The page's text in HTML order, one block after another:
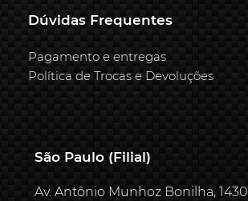
Dúvidas Frequentes
Pagamento e entregas
Política de Trocas e Devoluções
São Paulo (Filial)
Av. Antônio Munhoz Bonilha, 1430